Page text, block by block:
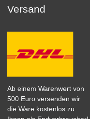
Versand
Ab einem Warenwert von
500 Euro versenden wir
die Ware kostenlos zu